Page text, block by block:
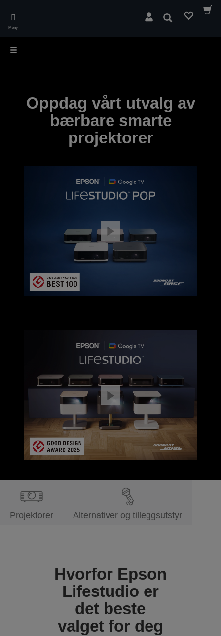
main
Meny
Søk
Oppdag vårt utvalg av
bærbare smarte
projektorer
Projektorer Alternativer og tilleggsutstyr
Hvorfor Epson
Lifestudio er
det beste
valget for deg